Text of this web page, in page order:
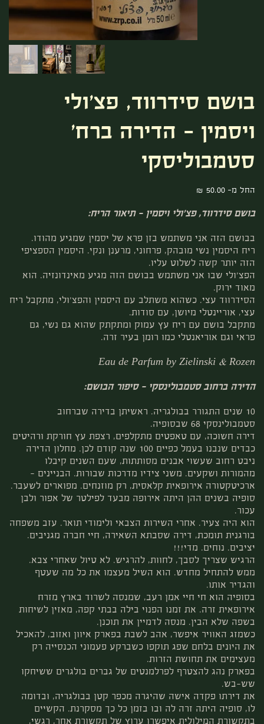
בושם סידרווד, פצ'ולי
ויסמין - הדירה ברח'
סטמבוליסקי
החל מ- מחיר
בושם סידרווד, פצ'ולי ויסמין – תיאור הריח:
בבושם הזה אני משתמש בזן פרא של יסמין שמגיע מהודו.
ריח היסמין נשי מובהק, פרחוני, מרענן ונקי. היסמין הספציפי
הזה יותר קשה לשלוט עליו.
הפצ'ולי שבו אני משתמש בבושם הזה מגיע מאינדונזיה. הוא
מאוד ירוק.
הסידרווד עצי. כשהוא משתלב עם היסמין והפצ'ולי, מתקבל ריח
עצי, אוריינטלי מיושן, עם סודות.
מתקבל בושם עם ריח עץ עמוק ומתקתק שהוא גם נשי, גם
פראי וגם אוריאנטלי כמו רומן בעיר זרה.
Eau de Parfum by Zielinski & Rozen
הדירה ברחוב סטמבולינסקי – סיפור הבושם:
10 שנים התגורר בבולגריה. ראשיתן בדירה שברחוב
סטמבולינסקי 68 שבסופיה.
דירה חשוכה, עם טאפטים מתקלפים, רצפת עץ חורקת ורהיטים
כבדים שנבנו בעמל כפיים 100 שנה קודם לכן. מחלון הדירה
ניבט רחוב שעשוי אבנים מסותתות, שעם השנים קיבלו
מהמורות ושקעים. משני צידיו מדרכות שבורות. הבניינים –
ארכיטקטורה אירופאית קלאסית, רק מוזנחים. מפוארים לשעבר.
סופיה בשנים ההן היתה אירופה מבעד לפילטר של אפור ולבן
עכור.
הוא היה צעיר. אחרי השירות הצבאי ולימודי תואר. עזב משפחה
בורגנית תומכת, דירה שסבתא השאירה, חיי חברה מגניבים.
יציבים. נוחים. מדי!!!
הרגיש שצריך לסבך, לחוות, להרגיש. לא טיול שאחרי צבא.
ממש להתחיל מחדש. הוא השיל מעצמו את כל מה שעטף
והגדיר אותו.
בסופיה הוא חי חיי אמן רעב, שמנסה לשרוד בארץ מזרח
אירופאית זרה. את זמנו הפנוי בילה בבתי קפה, מאזין לשיחות
בשפה שלא הבין. מנסה לדמיין את תוכנן.
כשמזג האוויר איפשר, אהב לשבת בפארק איוון ואזוב, להאכיל
את היונים בלחם שפג תוקפו כשברקע פעמוני הכנסייה רק
מעצימים את תחושת הזרות.
בפארק נהג להצטרף לפרלמנטים של גברים בולגרים ששיחקו
שש-בש.
את דירתו פקדה אישה שהיגרה מכפר קטן בבולגריה, ובדומה
לו, סופיה היתה זרה לה ובו בזמן כל כך מסקרנת. הקשיים
בתקשורת המילולית איפשרו ערוץ של תקשורת אחר, רגשי,